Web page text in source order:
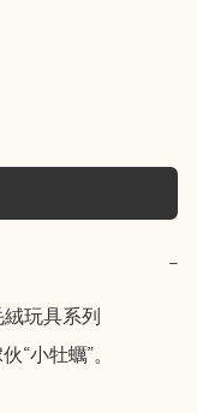
−
玩具系列
“小牡蠣”。